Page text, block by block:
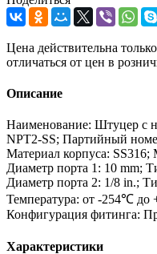
Цена действительна
отличаться от цен в
Описание
Наименование: Штуцер с
NPT2-SS; Партийный
Материал корпуса: SS316;
Диаметр порта 1: 10 mm;
Диаметр порта 2: 1/8 in.;
Температура: от -254℃ до
Конфигурация фитинга:
Характеристики